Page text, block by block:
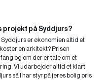
projekt på Syddjurs?
er økonomien altid et
en arkitekt? Prisen
og om der er tale om et
Vi udarbejder altid et klart
så I har styr på jeres bolig pris